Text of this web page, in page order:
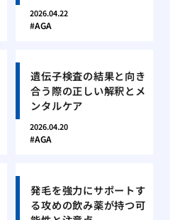
2026.04.22
AGA
遺伝子検査の結果と向き
合う際の正しい解釈とメ
ンタルケア
2026.04.20
AGA
発毛を強力にサポートす
る攻めの飲み薬が持つ可